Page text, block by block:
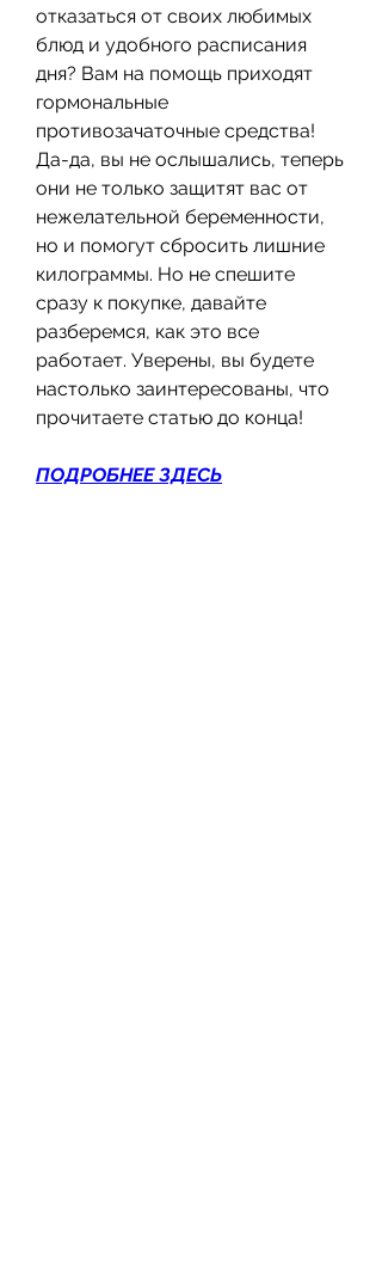
отказаться от своих любимых
блюд и удобного расписания
дня? Вам на помощь приходят
гормональные
противозачаточные средства!
Да-да, вы не ослышались, теперь
они не только защитят вас от
нежелательной беременности,
но и помогут сбросить лишние
килограммы. Но не спешите
сразу к покупке, давайте
разберемся, как это все
работает. Уверены, вы будете
настолько заинтересованы, что
прочитаете статью до конца!
ПОДРОБНЕЕ ЗДЕСЬ